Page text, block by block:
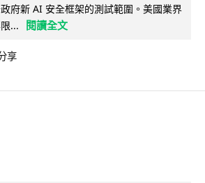
府新 AI 安全框架的測試範圍。美國業界
...
閱讀全文
享